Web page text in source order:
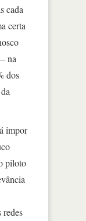
cada
certa
na
dos
impor
piloto
redes